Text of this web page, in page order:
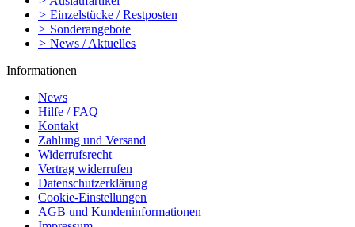
> Einzelstücke / Restposten
> Sonderangebote
> News / Aktuelles
Informationen
News
Hilfe / FAQ
Kontakt
Zahlung und Versand
Widerrufsrecht
Vertrag widerrufen
Datenschutzerklärung
Cookie-Einstellungen
AGB und Kundeninformationen